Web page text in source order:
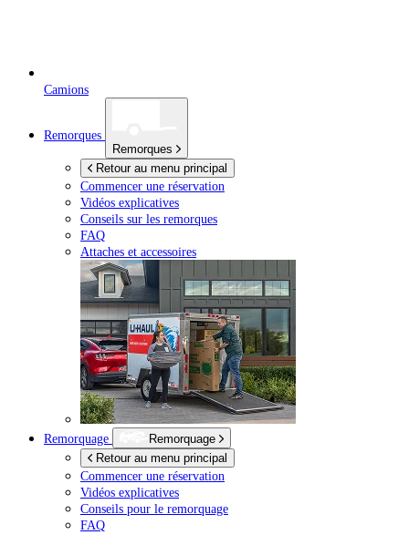
Camions
Remorques
Remorques
Retour au menu principal
Commencer une réservation
Vidéos explicatives
Conseils sur les remorques
FAQ
Attaches et accessoires
Remorquage
Remorquage
Retour au menu principal
Commencer une réservation
Vidéos explicatives
Conseils pour le remorquage
FAQ